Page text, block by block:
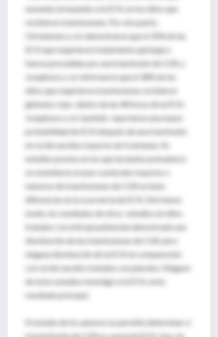
neonatal, incluyendo a la ECN, en los niños que
recibieron transfusiones. Por otra parte,
Christensen y col. demostraron que el 35% de las
ECN que requirieron tratamiento quirúrgico
fueron precedidas por una transfusión de CGR, y
Josephson y col. informaron que el 38% de los
niños que requirieron transfusiones recibieron
glóbulos rojos dentro de las 48 horas de la ECN.
Josephson y col. también reportaron una mayor
probabilidad de ECN después de una transfusión
en recién nacidos mayores de 4 semanas. En
estudios previos en los que lactantes prematuros
se sometieron al azar a umbrales mayores o
menores de transfusiones de CGR no hubo
diferencias en la ocurrencia de ECN. Del mismo
modo, los resultados de otros estudios en niños
tratados con eritropoyetina han demostrado una
disminución de las transfusiones de CGR, pero
ninguna disminución de la ECN en comparación
con recién nacidos tratados con placebo. Ninguno
de estos estudios investigó a la ECN como
resultado principal.
El estudio de los autores no permitió determinar si